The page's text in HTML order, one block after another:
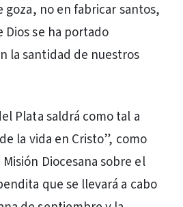
goza, no en fabricar santos,
se ha portado
la santidad de nuestros
Plata saldrá como tal a
la vida en Cristo”, como
Diocesana sobre el
que se llevará a cabo